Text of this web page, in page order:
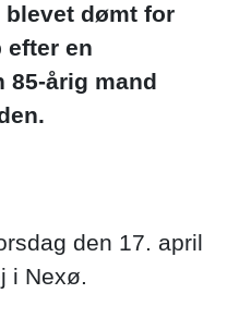
blevet dømt for
efter en
85-årig mand
den 17. april
i Nexø.